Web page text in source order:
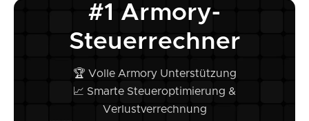
#1 Armory-
Steuerrechner
🏆 Volle Armory Unterstützung
📈 Smarte Steueroptimierung &
Verlustverrechnung